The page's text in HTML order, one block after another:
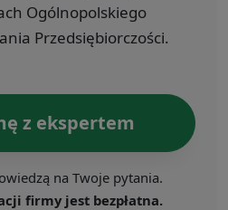
Ogólnopolskiego
Przedsiębiorczości.
z ekspertem
na Twoje pytania.
firmy jest bezpłatna.